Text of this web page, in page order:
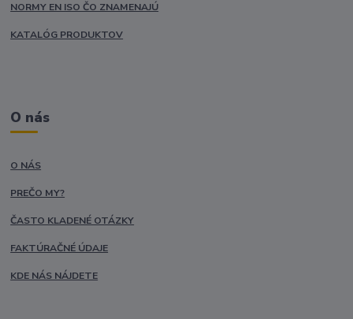
NORMY EN ISO ČO ZNAMENAJÚ
KATALÓG PRODUKTOV
O nás
O NÁS
PREČO MY?
ČASTO KLADENÉ OTÁZKY
FAKTÚRAČNÉ ÚDAJE
KDE NÁS NÁJDETE